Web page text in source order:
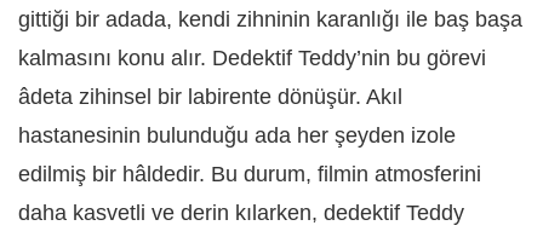
gittiği bir adada, kendi zihninin karanlığı ile baş başa
kalmasını konu alır. Dedektif Teddy’nin bu görevi
âdeta zihinsel bir labirente dönüşür. Akıl
hastanesinin bulunduğu ada her şeyden izole
edilmiş bir hâldedir. Bu durum, filmin atmosferini
daha kasvetli ve derin kılarken, dedektif Teddy